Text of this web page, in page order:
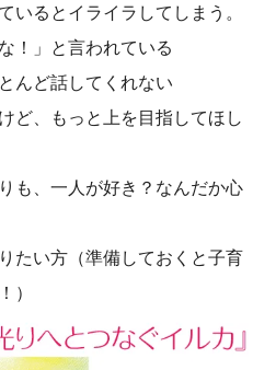
いるとイライラしてしまう。
！」と言われている
んど話してくれない
ど、もっと上を目指してほし
も、一人が好き？なんだか心
たい方（準備しておくと子育
）